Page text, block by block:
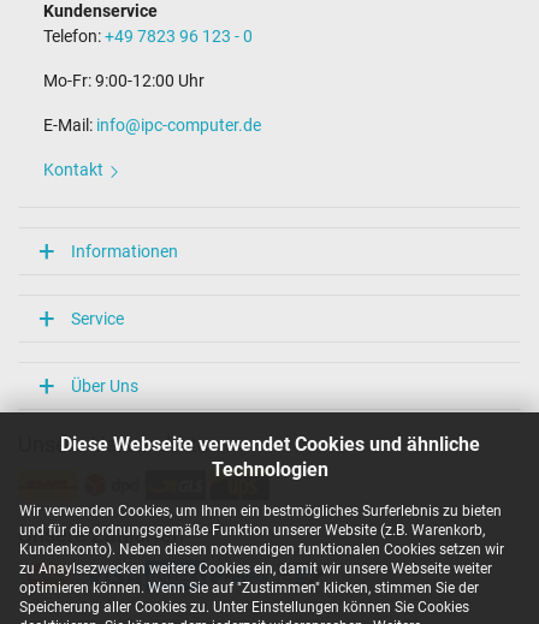
Diese Webseite verwendet Cookies und ähnliche
Technologien
Wir verwenden Cookies, um Ihnen ein bestmögliches Surferlebnis zu bieten
und für die ordnungsgemäße Funktion unserer Website (z.B. Warenkorb,
Kundenkonto). Neben diesen notwendigen funktionalen Cookies setzen wir
zu Anaylsezwecken weitere Cookies ein, damit wir unsere Webseite weiter
optimieren können. Wenn Sie auf "Zustimmen" klicken, stimmen Sie der
Speicherung aller Cookies zu. Unter Einstellungen können Sie Cookies
Kundenservice
Telefon:+49 7823 96 123 - 0
Mo-Fr: 9:00-12:00 Uhr
E-Mail: info@ipc-computer.de
Kontakt
Informationen
Service
Über Uns
Unsere Versandarten
Unsere Zahlarten